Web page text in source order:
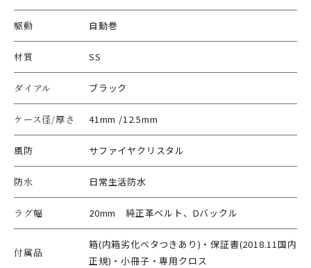
駆動 自動巻
材質 SS
ダイアル ブラック
ケース径/厚さ 41mm /12.5mm
風防 サファイヤクリスタル
防水 日常生活防水
ラグ幅 20mm 純正革ベルト、Dバックル
付属品
箱(内箱劣化ベタつきあり)・保証書(2018.11国内
正規)・小冊子・専用クロス